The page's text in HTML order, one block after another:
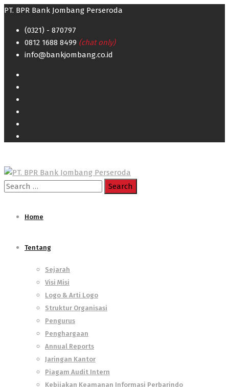
PT. BPR Bank Jombang Perseroda
(0321) - 870797
0812 1688 8499 (chat only)
info@bankjombang.co.id
Search
Home
Tentang
Sejarah
Visi Misi
Logo & Arti Logo
Struktur Organisasi
Pengurus
Penghargaan
Annual Reports
Jaringan Kantor
Piagam Audit Intern
Kebijakan Keamanan Informasi Perbarindo